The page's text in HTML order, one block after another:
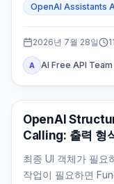
먼저 정해야 합니다.
OpenAI Assistants
2026년 7월 28일 11
A AI Free API Team
OpenAI API
OpenAI
Calling: 출력 형
최종 UI 객체가 필
작업이 필요하면